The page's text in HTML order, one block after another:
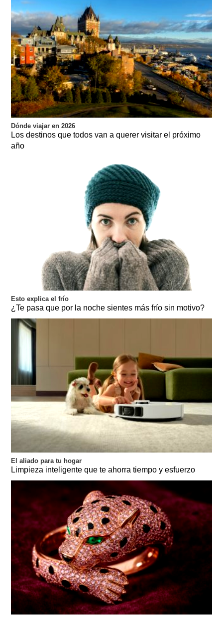
Dónde viajar en 2026
Los destinos que todos van a querer visitar el próximo
año
Esto explica el frío
¿Te pasa que por la noche sientes más frío sin motivo?
El aliado para tu hogar
Limpieza inteligente que te ahorra tiempo y esfuerzo